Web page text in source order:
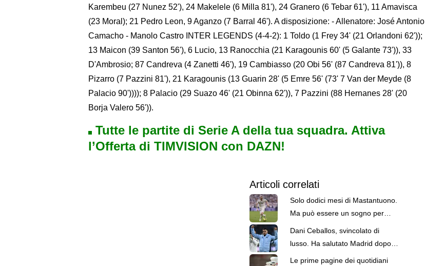
Karembeu (27 Nunez 52'), 24 Makelele (6 Milla 81'), 24 Granero (6 Tebar 61'), 11 Amavisca
(23 Moral); 21 Pedro Leon, 9 Aganzo (7 Barral 46'). A disposizione: - Allenatore: José Antonio
Camacho - Manolo Castro INTER LEGENDS (4-4-2): 1 Toldo (1 Frey 34' (21 Orlandoni 62'));
13 Maicon (39 Santon 56'), 6 Lucio, 13 Ranocchia (21 Karagounis 60' (5 Galante 73')), 33
D'Ambrosio; 87 Candreva (4 Zanetti 46'), 19 Cambiasso (20 Obi 56' (87 Candreva 81')), 8
Pizarro (7 Pazzini 81'), 21 Karagounis (13 Guarin 28' (5 Emre 56' (73' 7 Van der Meyde (8
Palacio 90')))); 8 Palacio (29 Suazo 46' (21 Obinna 62')), 7 Pazzini (88 Hernanes 28' (20
Borja Valero 56')).
Tutte le partite di Serie A della tua squadra. Attiva
l’Offerta di TIMVISION con DAZN!
Articoli correlati
Solo dodici mesi di Mastantuono.
Ma può essere un sogno per
Dani Ceballos, svincolato di
lusso. Ha salutato Madrid dopo
nove anni, con uno di anticipo
Le prime pagine dei quotidiani